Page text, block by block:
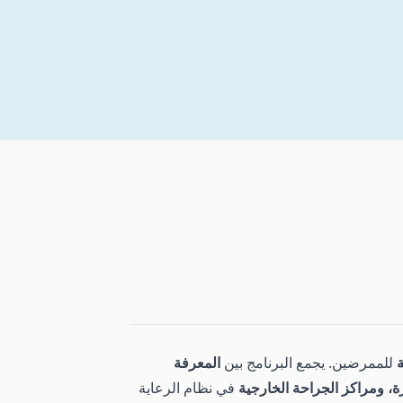
للممرضين. يجمع البرنامج بين المعرفة
ومراكز الجراحة الخارجية في نظام الرعاية